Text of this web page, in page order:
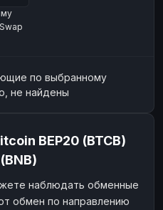
СБЕР
ПЕРЕВОДЫ
по выбранному
не найдены
BEP20 (BTCB)
наблюдать обменные
обмен по направлению